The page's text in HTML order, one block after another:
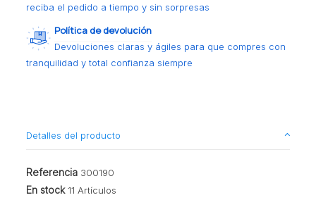
reciba el pedido a tiempo y sin sorpresas
Política de devolución
Devoluciones claras y ágiles para que compres con
tranquilidad y total confianza siempre
Detalles del producto
Referencia 300190
En stock 11 Artículos